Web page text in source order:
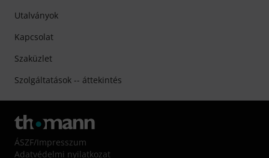
Utalványok
Kapcsolat
Szaküzlet
Szolgáltatások -- áttekintés
ÁSZF/Impresszum
Adatvédelmi nyilatkozat